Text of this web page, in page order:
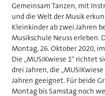
Gemeinsam Tanzen, mit
und die Welt der Musik
Kleinkinder ab zwei Jahren
Musikschule Neuss erleben.
Montag, 26. Oktober 2020,
Die „MUSIKwiese 1“ richtet
drei Jahren, die
Jahren geeignet. Für beide
Montag bis Samstag noch